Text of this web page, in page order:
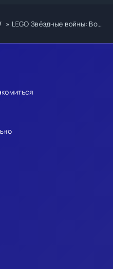
» LEGO Звёздные войны: Восстанови Галактику